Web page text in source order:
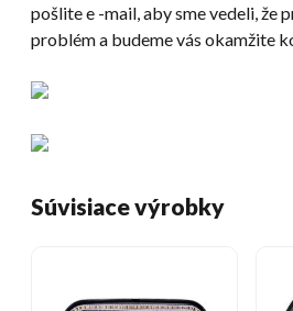
pošlite e -mail, aby sme vedeli, že
problém a budeme vás okamžite
Súvisiace výrobky